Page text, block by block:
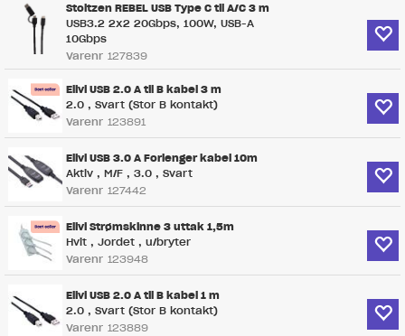
Stoltzen REBEL USB Type C til A/C 3 m
USB3.2 2x2 20Gbps, 100W, USB-A
10Gbps
Varenr 127839
Elivi USB 2.0 A til B kabel 3 m
2.0 , Svart (Stor B kontakt)
Varenr 123891
Elivi USB 3.0 A Forlenger kabel 10m
Aktiv , M/F , 3.0 , Svart
Varenr 127442
Elivi Strømskinne 3 uttak 1,5m
Hvit , Jordet , u/bryter
Varenr 123948
Elivi USB 2.0 A til B kabel 1 m
2.0 , Svart (Stor B kontakt)
Varenr 123889